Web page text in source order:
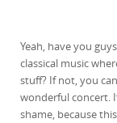
Yeah, have you
classical music
stuff? If not, you
wonderful concert.
shame, because